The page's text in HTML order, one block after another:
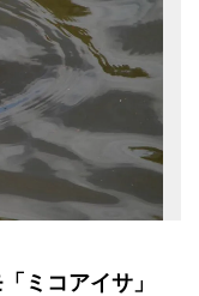
「ミコアイサ」